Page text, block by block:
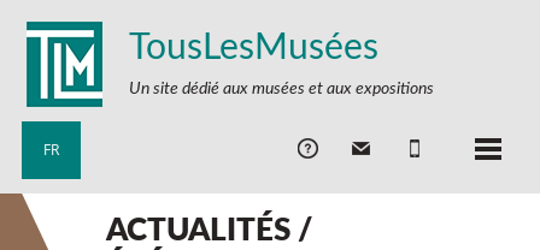
TousLesMusées
Un site dédié aux musées et aux expositions
FR
ACTUALITÉS /